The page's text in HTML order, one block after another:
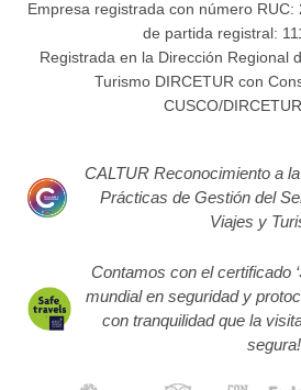
Empresa registrada con número
de partida registral:
Registrada en la Dirección Regional
Turismo DIRCETUR con
CUSCO/
CALTUR Reconocimiento a
Prácticas de Gestión del
Viajes y
Contamos con el certificado
mundial en seguridad y
con tranquilidad que la
segura!